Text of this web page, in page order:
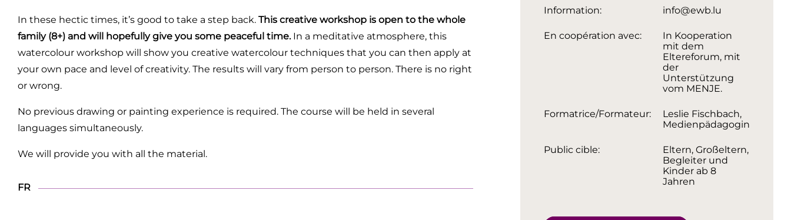
In these hectic times, it’s good to take a step back. This creative workshop is open to the whole
family (8+) and will hopefully give you some peaceful time.In a meditative atmosphere, this
watercolour workshop will show you creative watercolour techniques that you can then apply at
your own pace and level of creativity. The results will vary from person to person. There is no right
or wrong.
No previous drawing or painting experience is required. The course will be held in several
languages simultaneously.
We will provide you with all the material.
FR
Information: info@ewb.lu
En coopération avec:
In Kooperation
mit dem
Eltereforum, mit
der
Unterstützung
vom MENJE.
Formatrice/Formateur:
Leslie Fischbach,
Medienpädagogin
Public cible:
Eltern, Großeltern,
Begleiter und
Kinder ab 8
Jahren